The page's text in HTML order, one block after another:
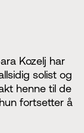
Kozelj har
solist og
henne til de
fortsetter å